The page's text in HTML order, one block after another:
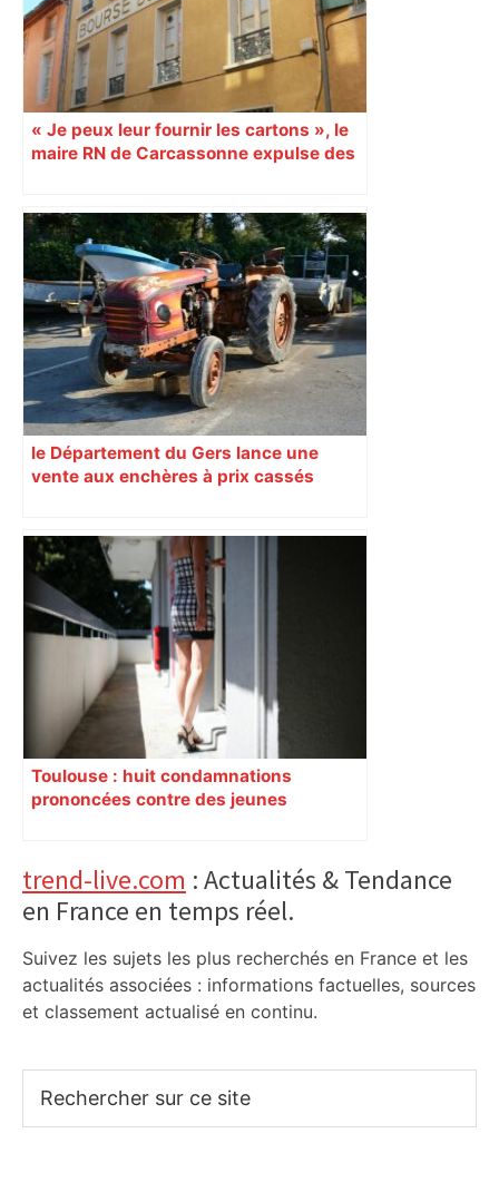
« Je peux leur fournir les cartons », le
maire RN de Carcassonne expulse des
le Département du Gers lance une
vente aux enchères à prix cassés
Toulouse : huit condamnations
prononcées contre des jeunes
Primary
Sidebar
trend-live.com : Actualités & Tendance
en France en temps réel.
Suivez les sujets les plus recherchés en France et les
actualités associées : informations factuelles, sources
et classement actualisé en continu.
sur